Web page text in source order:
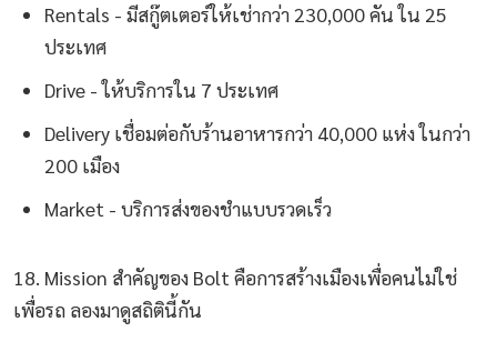
Rentals - มีสกู๊ตเตอร์ให้เช่ากว่า 230,000 คัน ใน 25
ประเทศ
Drive - ให้บริการใน 7 ประเทศ
Delivery เชื่อมต่อกับร้านอาหารกว่า 40,000 แห่ง ในกว่า
200 เมือง
Market - บริการส่งของชำแบบรวดเร็ว
18. Mission สำคัญของ Bolt คือการสร้างเมืองเพื่อคนไม่ใช่
เพื่อรถ ลองมาดูสถิตินี้กัน